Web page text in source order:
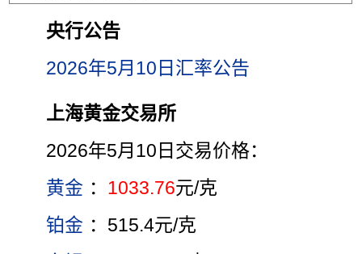
央行公告
2026年5月10日汇率公告
上海黄金交易所
2026年5月10日交易价格：
黄金 ： 1033.76元/克
铂金 ：515.4元/克